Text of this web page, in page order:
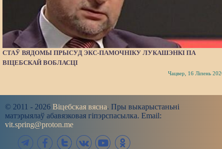
СТАЎ ВЯДОМЫ ПРЫСУД ЭКС-ПАМОЧНІКУ ЛУКАШЭНКІ ПА
ВІЦЕБСКАЙ ВОБЛАСЦІ
Чацвер, 16 Ліпень
© 2011 - 2026 Віцебская вясна. Пры выкарыстаньні
матэрыялаў абавязковая гіпэрспасылка. Email:
vit.spring@proton.me